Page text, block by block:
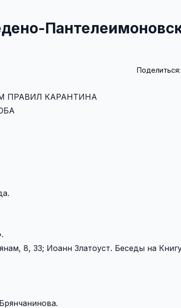
Поделиться:
ПРАВИЛ КАРАНТИНА
8, 33; Иоанн Златоуст. Беседы на